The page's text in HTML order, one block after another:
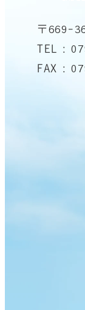
〒669-
TEL :
FAX :